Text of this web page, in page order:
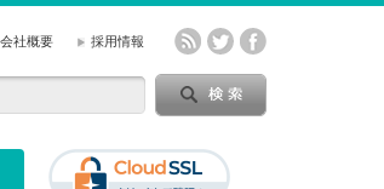
会社概要 採用情報